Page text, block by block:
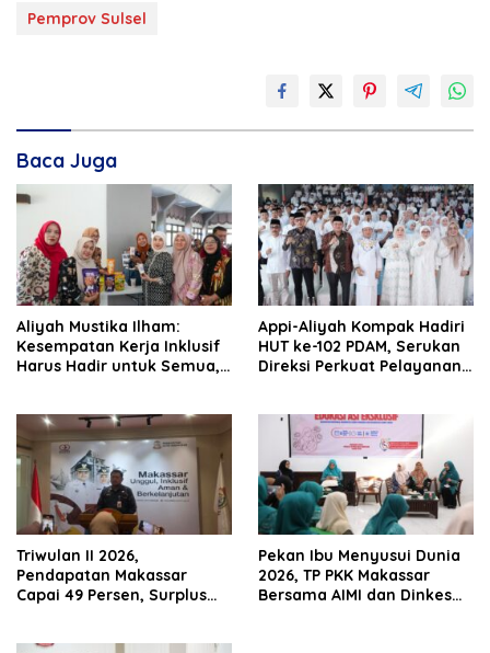
Pemprov Sulsel
Baca Juga
Aliyah Mustika Ilham:
Kesempatan Kerja Inklusif
Harus Hadir untuk Semua,
Appi-Aliyah Kompak Hadiri
HUT ke-102 PDAM, Serukan
Direksi Perkuat Pelayanan
Triwulan II 2026,
Pendapatan Makassar
Capai 49 Persen, Surplus
Pekan Ibu Menyusui Dunia
2026, TP PKK Makassar
Bersama AIMI dan Dinkes